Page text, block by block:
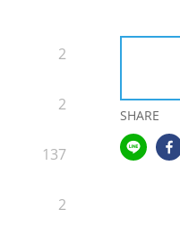
2
2
137
2
SHARE